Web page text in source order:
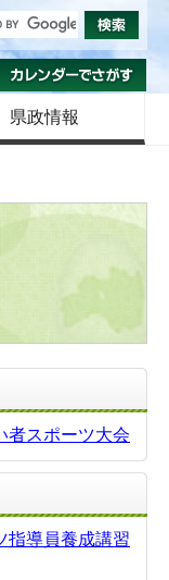
織でさがす
県政情報
者スポーツ大会
指導員養成講習